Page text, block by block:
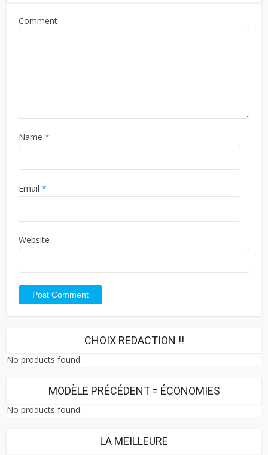
Comment
Name *
Email *
Website
CHOIX REDACTION !!
No products found.
MODÈLE PRÉCÉDENT = ÉCONOMIES
No products found.
LA MEILLEURE